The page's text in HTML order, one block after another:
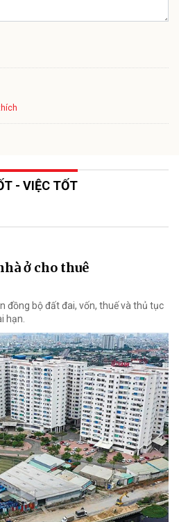
- VIỆC TỐT
ở cho thuê
đồng bộ đất đai, vốn, thuế và thủ tục
hạn.